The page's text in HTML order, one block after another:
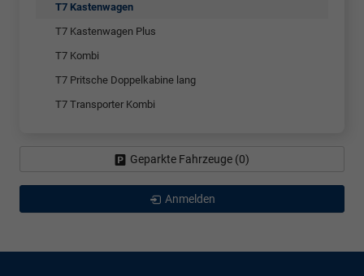
T7 Kastenwagen
T7 Kastenwagen Plus
T7 Kombi
T7 Pritsche Doppelkabine lang
T7 Transporter Kombi
Geparkte Fahrzeuge (0)
Anmelden